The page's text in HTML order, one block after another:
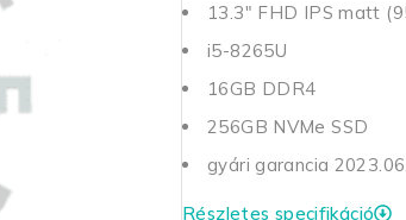
13.3" FHD IPS matt
i5-8265U
16GB DDR4
256GB NVMe SSD
gyári garancia
Részletes specifikáció